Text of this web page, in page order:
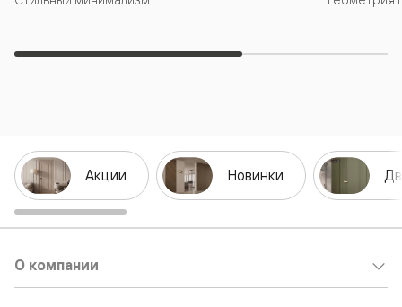
Акции Новинки
О компании